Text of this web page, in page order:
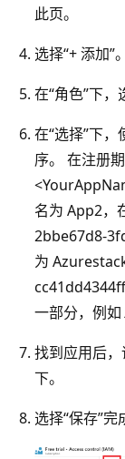
此页。
选择“+ 添加”。
在“角色”下，
在“选择”下
序。
在注册
名为 App2，
2bbe67d8-
为
一部分，例如
找到应用后
下。
选择“保存”完